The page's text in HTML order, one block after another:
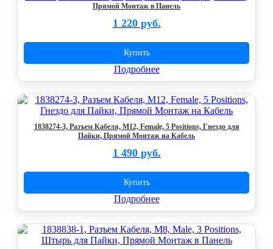
Прямой Монтаж в Панель
1 220 руб.
Купить
Подробнее
1838274-3, Разъем Кабеля, M12, Female, 5 Positions, Гнездо для
Пайки, Прямой Монтаж на Кабель
1 490 руб.
Купить
Подробнее